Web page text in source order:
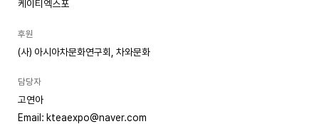
케이티엑스포
후원
(사) 아시아차문화연구회, 차와문화
담당자
고연아
Email: kteaexpo@naver.com